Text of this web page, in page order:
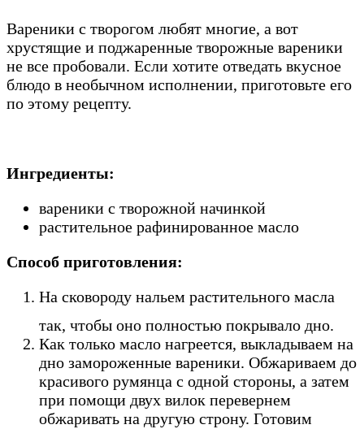
Вареники с творогом любят многие, а вот
хрустящие и поджаренные творожные вареники
не все пробовали. Если хотите отведать вкусное
блюдо в необычном исполнении, приготовьте его
по этому рецепту.
Ингредиенты:
вареники с творожной начинкой
растительное рафинированное масло
Способ приготовления:
На сковороду нальем растительного масла
так, чтобы оно полностью покрывало дно.
Как только масло нагреется, выкладываем на
дно замороженные вареники. Обжариваем до
красивого румянца с одной стороны, а затем
при помощи двух вилок перевернем
обжаривать на другую строну. Готовим